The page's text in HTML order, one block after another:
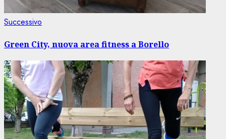
Successivo
Green City, nuova area fitness a Borello